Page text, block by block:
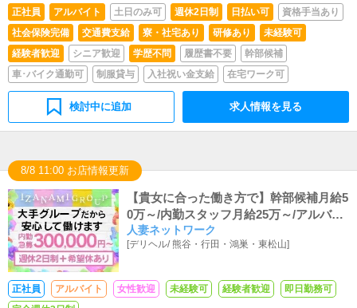
正社員 アルバイト 土日のみ可 週休2日制 日払い可
資格手当あり
社会保険完備
交通費支給 寮・社宅あり 研修あり
未経験可
経験者歓迎
シニア歓迎 学歴不問 履歴書不要
幹部候補
車･バイク通勤可
制服貸与 入社祝い金支給 在宅ワーク可
検討中に追加 求人情報を見る
8/8 11:00 お店情報更新
【貴女に合った働き方で】幹部候補月給5
0万～/内勤スタッフ月給25万～/アルバイ
ト時給1,100円～
人妻ネットワーク
[デリヘル/熊谷・行田・鴻巣・東松山]
正社員 アルバイト 女性歓迎 未経験可 経験者歓迎
即日勤務可